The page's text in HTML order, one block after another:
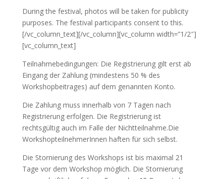
During the festival, photos will be taken for publicity
purposes. The festival participants consent to this.
[/vc_column_text][/vc_column][vc_column width=”1/2″]
[vc_column_text]
Teilnahmebedingungen: Die Registrierung gilt erst ab
Eingang der Zahlung (mindestens 50 % des
Workshopbeitrages) auf dem genannten Konto.
Die Zahlung muss innerhalb von 7 Tagen nach
Registrierung erfolgen. Die Registrierung ist
rechtsgültig auch im Falle der Nichtteilnahme.Die
WorkshopteilnehmerInnen haften für sich selbst.
Die Stornierung des Workshops ist bis maximal 21
Tage vor dem Workshop möglich. Die Stornierung